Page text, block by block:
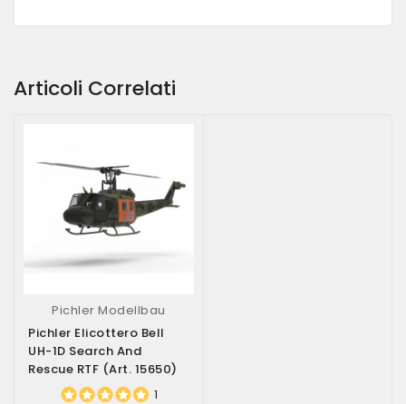
Articoli Correlati
Pichler Modellbau
Pichler Elicottero Bell
UH-1D Search And
Rescue RTF (art. 15650)
1